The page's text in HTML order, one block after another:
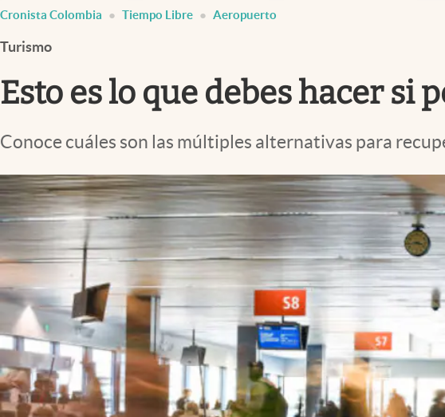
Dólar y mercados
Curiosidades
Cronista Colombia Tiempo Libre Aeropuerto
Turismo
Esto es lo que debes hacer
Conoce cuáles son las múltiples alternativas para